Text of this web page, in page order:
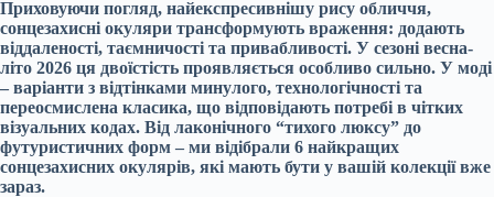
Приховуючи погляд, найекспресивнішу рису обличчя,
сонцезахисні окуляри трансформують враження: додають
віддаленості, таємничості та привабливості. У сезоні весна-
літо 2026 ця двоїстість проявляється особливо сильно. У моді
– варіанти з відтінками минулого, технологічності та
переосмислена класика, що відповідають потребі в чітких
візуальних кодах. Від лаконічного “тихого люксу” до
футуристичних форм – ми відібрали 6 найкращих
сонцезахисних окулярів, які мають бути у вашій колекції вже
зараз.